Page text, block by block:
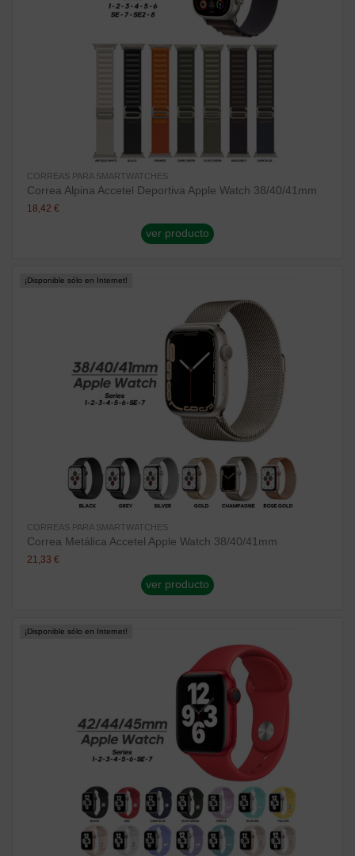
CORREAS PARA SMARTWATCHES
Correa Alpina Accetel Deportiva Apple Watch 38/40/41mm
18,42 €
ver producto
¡Disponible sólo en Internet!
CORREAS PARA SMARTWATCHES
Correa Metálica Accetel Apple Watch 38/40/41mm
21,33 €
ver producto
¡Disponible sólo en Internet!